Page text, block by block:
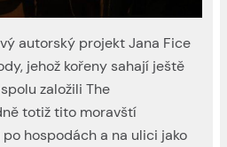
autorský projekt Jana Fice
jehož kořeny sahají ještě
založili The
totiž tito moravští
hospodách a na ulici jako